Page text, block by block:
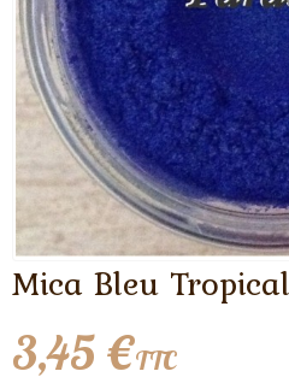
Mica Bleu Tropical
3,45 €TTC